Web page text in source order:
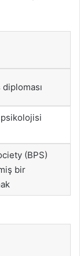
psikolojisi
(BPS)
bir